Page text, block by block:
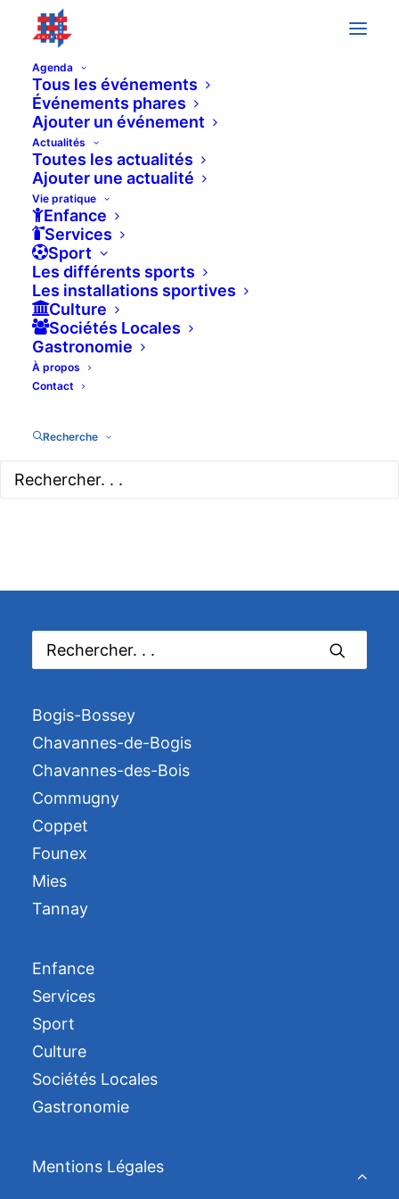
Agenda
Tous les événements
Événements phares
Ajouter un événement
Actualités
Toutes les actualités
Ajouter une actualité
Vie pratique
Enfance
Services
Sport
Les différents sports
Les installations sportives
Culture
Sociétés Locales
Gastronomie
À propos
Contact
Recherche
PreviousÉvénements
Bogis-Bossey
Chavannes-de-Bogis
Chavannes-des-Bois
Commugny
Coppet
Founex
Mies
Tannay
Enfance
Services
Sport
Culture
Sociétés Locales
Gastronomie
Mentions Légales